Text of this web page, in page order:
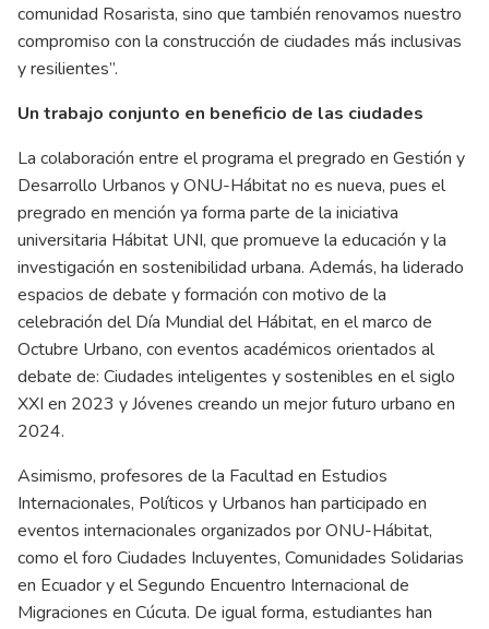
comunidad Rosarista, sino que también renovamos nuestro
compromiso con la construcción de ciudades más inclusivas
y resilientes”.
Un trabajo conjunto en beneficio de las ciudades
La colaboración entre el programa el pregrado en Gestión y
Desarrollo Urbanos y ONU-Hábitat no es nueva, pues el
pregrado en mención ya forma parte de la iniciativa
universitaria Hábitat UNI, que promueve la educación y la
investigación en sostenibilidad urbana. Además, ha liderado
espacios de debate y formación con motivo de la
celebración del Día Mundial del Hábitat, en el marco de
Octubre Urbano, con eventos académicos orientados al
debate de: Ciudades inteligentes y sostenibles en el siglo
XXI en 2023 y Jóvenes creando un mejor futuro urbano en
2024.
Asimismo, profesores de la Facultad en Estudios
Internacionales, Políticos y Urbanos han participado en
eventos internacionales organizados por ONU-Hábitat,
como el foro Ciudades Incluyentes, Comunidades Solidarias
en Ecuador y el Segundo Encuentro Internacional de
Migraciones en Cúcuta. De igual forma, estudiantes han